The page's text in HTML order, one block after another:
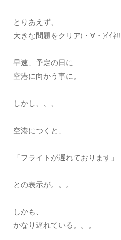
とりあえず、
大きな問題をクリア(・∀・)ｲｲﾈ!!
早速、予定の日に
空港に向かう事に。
しかし、、、
空港につくと、
「フライトが遅れております」
との表示が。。。
しかも、
かなり遅れている。。。